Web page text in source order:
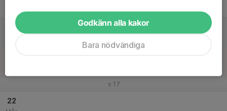
20
v.17
22
Godkänn alla kakor
Bara nödvändiga